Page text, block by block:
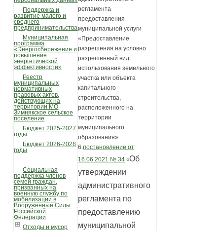
Поддержка и
развитие малого и
среднего
предпринимательства
Муниципальная
программа
«Энергосбережение и
повышение
энергетической
эффективности»
Реестр
муниципальных
нормативных
правовых актов,
действующих на
территории МО
Зимнякское сельское
поселение
Бюджет 2025-2027
годы
Бюджет 2026-2028
годы
Социальная
поддержка членов
семей граждан,
призванных на
военную службу по
мобилизации в
Вооруженные Силы
Российской
Федерации
Отходы и мусор
регламента
предоставления
муниципальной услуги
«Предоставление
разрешения на условно
разрешенный вид
использования земельного
участка или объекта
капитального
строительства,
расположенного на
территории
муниципального
образования»
6.постановление от
16.06.2021 № 34 «Об
утверждении
административного
регламента по
предоставлению
муниципальной